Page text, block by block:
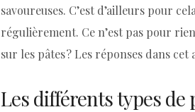
savoureuses. C’est d’ailleurs pour
régulièrement. Ce n’est pas pour
sur les pâtes ? Les réponses dans cet
Les différents types de